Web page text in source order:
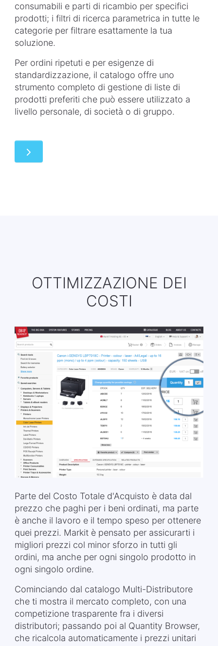
consumabili e parti di ricambio per specifici
prodotti; i filtri di ricerca parametrica in tutte le
categorie per filtrare esattamente la tua
soluzione.
Per ordini ripetuti e per esigenze di
standardizzazione, il catalogo offre uno
strumento completo di gestione di liste di
prodotti preferiti che può essere utilizzato a
livello personale, di società o di gruppo.
OTTIMIZZAZIONE DEI
COSTI
Parte del Costo Totale d'Acquisto è data dal
prezzo che paghi per i beni ordinati, ma parte
è anche il lavoro e il tempo speso per ottenere
quei prezzi. Markit è pensato per assicurarti i
migliori prezzi col minor sforzo in tutti gli
ordini, ma anche per ogni singolo prodotto in
ogni singolo ordine.
Cominciando dal catalogo Multi-Distributore
che ti mostra il mercato completo, con una
competizione trasparente fra i diversi
distributori; passando poi al Quantity Browser,
che ricalcola automaticamente i prezzi unitari